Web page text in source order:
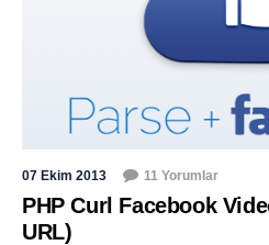
07 Ekim 2013 11 Yorumlar
PHP Curl Facebook
URL)